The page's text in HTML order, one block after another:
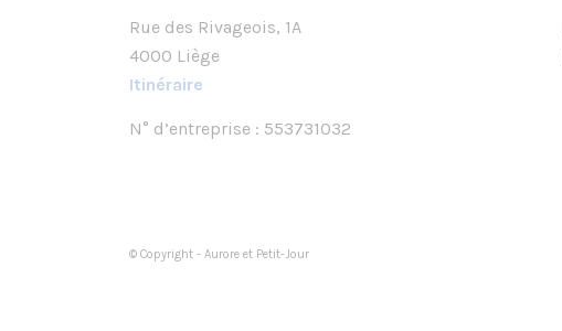
Rue des Rivageois, 1A
4000 Liège
Itinéraire
N° d’entreprise : 553731032
© Copyright - Aurore et Petit-Jour